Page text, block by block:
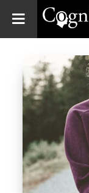
Blog:
Brain
Mental